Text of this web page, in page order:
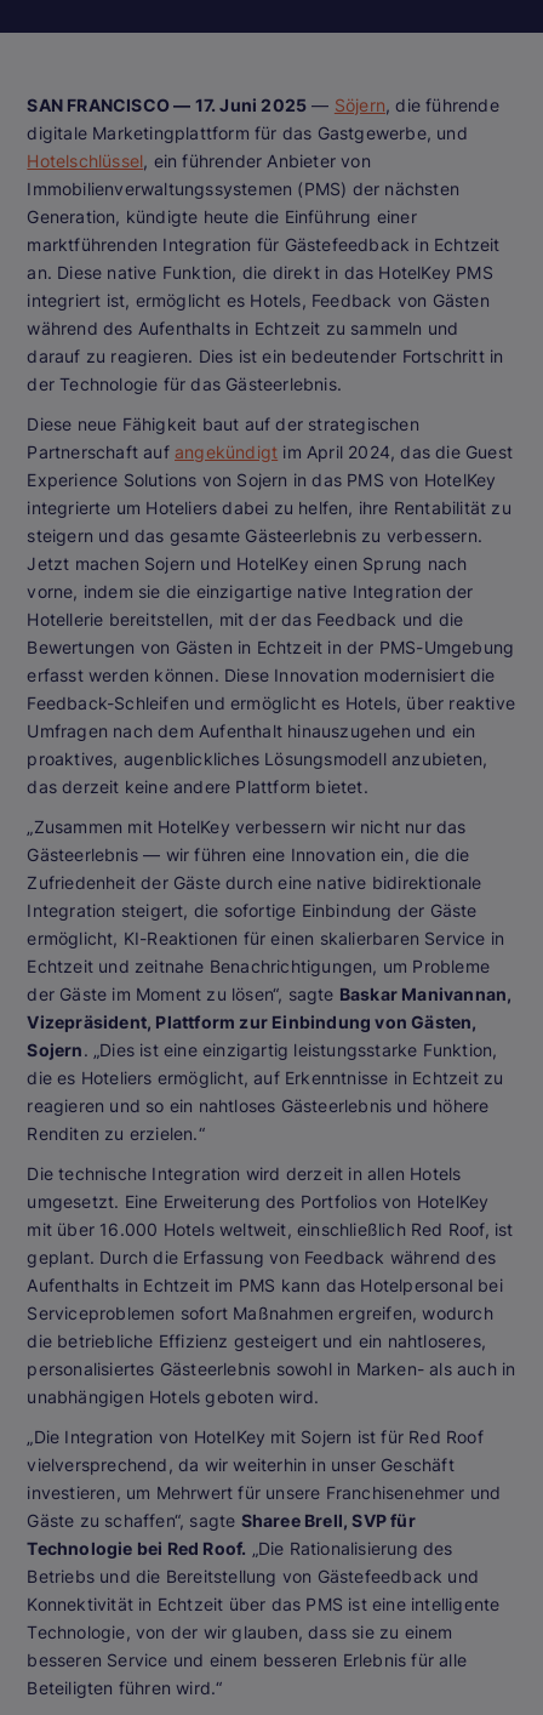
SAN FRANCISCO — 17. Juni 2025 — Söjern, die führende
digitale Marketingplattform für das Gastgewerbe, und
Hotelschlüssel, ein führender Anbieter von
Immobilienverwaltungssystemen (PMS) der nächsten
Generation, kündigte heute die Einführung einer
marktführenden Integration für Gästefeedback in Echtzeit
an. Diese native Funktion, die direkt in das HotelKey PMS
integriert ist, ermöglicht es Hotels, Feedback von Gästen
während des Aufenthalts in Echtzeit zu sammeln und
darauf zu reagieren. Dies ist ein bedeutender Fortschritt in
der Technologie für das Gästeerlebnis.
Diese neue Fähigkeit baut auf der strategischen
Partnerschaft auf angekündigt im April 2024, das die Guest
Experience Solutions von Sojern in das PMS von HotelKey
integrierte um Hoteliers dabei zu helfen, ihre Rentabilität zu
steigern und das gesamte Gästeerlebnis zu verbessern.
Jetzt machen Sojern und HotelKey einen Sprung nach
vorne, indem sie die einzigartige native Integration der
Hotellerie bereitstellen, mit der das Feedback und die
Bewertungen von Gästen in Echtzeit in der PMS-Umgebung
erfasst werden können. Diese Innovation modernisiert die
Feedback-Schleifen und ermöglicht es Hotels, über reaktive
Umfragen nach dem Aufenthalt hinauszugehen und ein
proaktives, augenblickliches Lösungsmodell anzubieten,
das derzeit keine andere Plattform bietet.
„Zusammen mit HotelKey verbessern wir nicht nur das
Gästeerlebnis — wir führen eine Innovation ein, die die
Zufriedenheit der Gäste durch eine native bidirektionale
Integration steigert, die sofortige Einbindung der Gäste
ermöglicht, KI-Reaktionen für einen skalierbaren Service in
Echtzeit und zeitnahe Benachrichtigungen, um Probleme
der Gäste im Moment zu lösen“, sagte Baskar Manivannan,
Vizepräsident, Plattform zur Einbindung von Gästen,
Sojern. „Dies ist eine einzigartig leistungsstarke Funktion,
die es Hoteliers ermöglicht, auf Erkenntnisse in Echtzeit zu
reagieren und so ein nahtloses Gästeerlebnis und höhere
Renditen zu erzielen.“
Die technische Integration wird derzeit in allen Hotels
umgesetzt. Eine Erweiterung des Portfolios von HotelKey
mit über 16.000 Hotels weltweit, einschließlich Red Roof, ist
geplant. Durch die Erfassung von Feedback während des
Aufenthalts in Echtzeit im PMS kann das Hotelpersonal bei
Serviceproblemen sofort Maßnahmen ergreifen, wodurch
die betriebliche Effizienz gesteigert und ein nahtloseres,
personalisiertes Gästeerlebnis sowohl in Marken- als auch in
unabhängigen Hotels geboten wird.
„Die Integration von HotelKey mit Sojern ist für Red Roof
vielversprechend, da wir weiterhin in unser Geschäft
investieren, um Mehrwert für unsere Franchisenehmer und
Gäste zu schaffen“, sagte Sharee Brell, SVP für
Technologie bei Red Roof. „Die Rationalisierung des
Betriebs und die Bereitstellung von Gästefeedback und
Konnektivität in Echtzeit über das PMS ist eine intelligente
Technologie, von der wir glauben, dass sie zu einem
besseren Service und einem besseren Erlebnis für alle
Beteiligten führen wird.“